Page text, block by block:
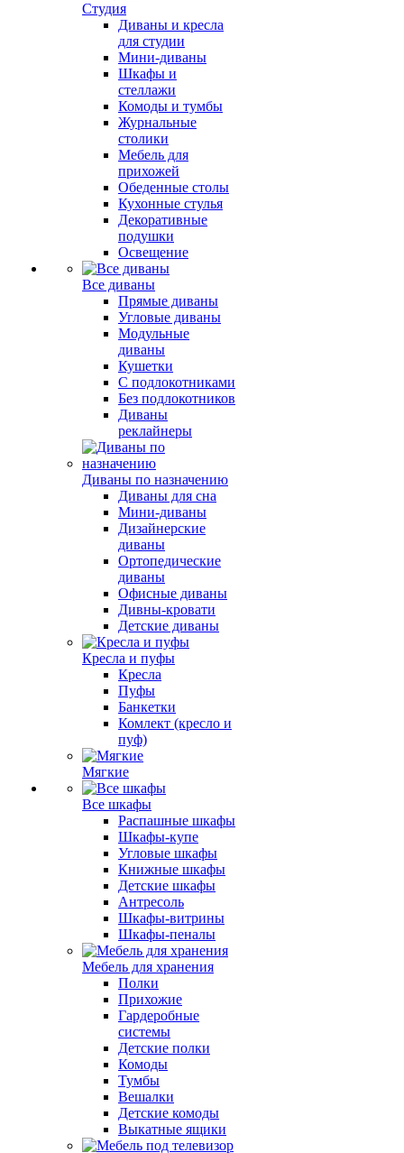
Студия
Диваны и кресла
для студии
Мини-диваны
Шкафы и
стеллажи
Комоды и тумбы
Журнальные
столики
Мебель для
прихожей
Обеденные столы
Кухонные стулья
Декоративные
подушки
Освещение
Все диваны
Прямые диваны
Угловые диваны
Модульные
диваны
Кушетки
С подлокотниками
Без подлокотников
Диваны
реклайнеры
Диваны по назначению
Диваны для сна
Мини-диваны
Дизайнерские
диваны
Ортопедические
диваны
Офисные диваны
Дивны-кровати
Детские диваны
Кресла и пуфы
Кресла
Пуфы
Банкетки
Комлект (кресло и
пуф)
Мягкие
Все шкафы
Распашные шкафы
Шкафы-купе
Угловые шкафы
Книжные шкафы
Детские шкафы
Антресоль
Шкафы-витрины
Шкафы-пеналы
Мебель для хранения
Полки
Прихожие
Гардеробные
системы
Детские полки
Комоды
Тумбы
Вешалки
Детские комоды
Выкатные ящики